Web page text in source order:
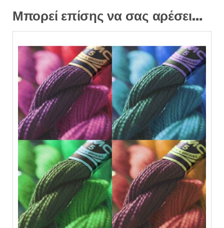
Μπορεί επίσης να σας αρέσει…